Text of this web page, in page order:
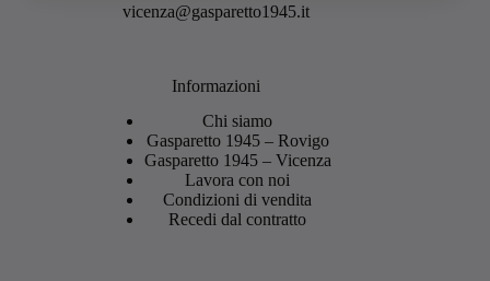
vicenza@gasparetto1945.it
Informazioni
Chi siamo
Gasparetto 1945 – Rovigo
Gasparetto 1945 – Vicenza
Lavora con noi
Condizioni di vendita
Recedi dal contratto